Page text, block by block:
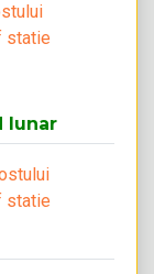
lunar